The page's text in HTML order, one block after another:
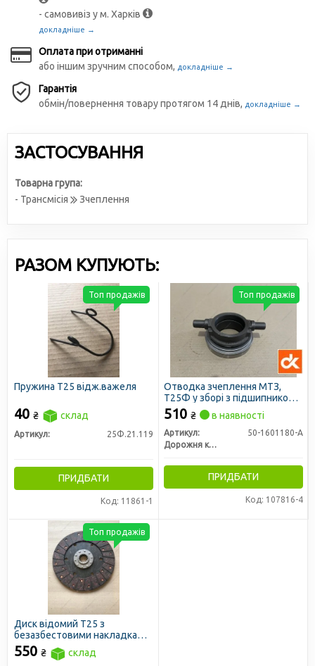
- самовивіз у м. Харків
докладніше →
Оплата при отриманні
або іншим зручним способом, докладніше →
Гарантія
обмін/повернення товару протягом 14 днів, докладніше →
ЗАСТОСУВАННЯ
Товарна група:
- Трансмісія
Зчеплення
РАЗОМ КУПУЮТЬ:
Пружина Т25 відж.важеля
40 ₴ склад
Артикул: 25Ф.21.119
ПРИДБАТИ
Код: 11861-1
Топ продажів
Отводка зчеплення МТЗ,
Т25Ф у зборі з підшипником
(вижимний підшипник) (ДК)
510 ₴ в наявності
Артикул:
50-1601180-А
Дорожня карта
ПРИДБАТИ
Код: 107816-4
Топ продажів
Диск відомий Т25 з
безазбестовими накладками
(JFD)
550 ₴ склад
Топ продажів